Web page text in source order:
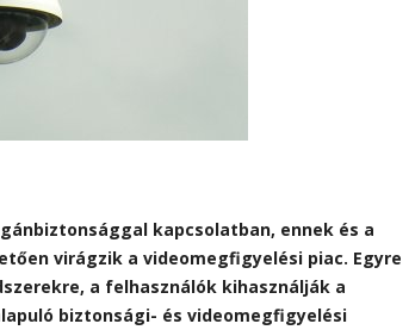
kapcsolatban, ennek és a
virágzik a videomegfigyelési piac. Egyre
a felhasználók kihasználják a
biztonsági- és videomegfigyelési